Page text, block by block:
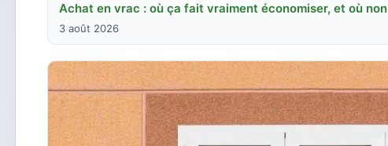
Achat en vrac : où ça fait vraiment économiser, et où non
3 août 2026